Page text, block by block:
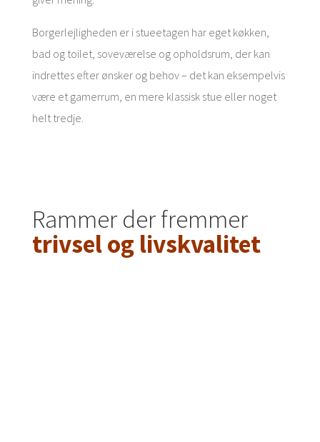
Borgerlejligheden eri stueetagen har eget køkken,
bad og toilet, soveværelse og opholdsrum, der kan
indrettes efter ønsker og behov – det kan eksempelvis
være et gamerrum, en mere klassisk stue eller noget
helt tredje.
Rammer der fremmer
trivsel og livskvalitet